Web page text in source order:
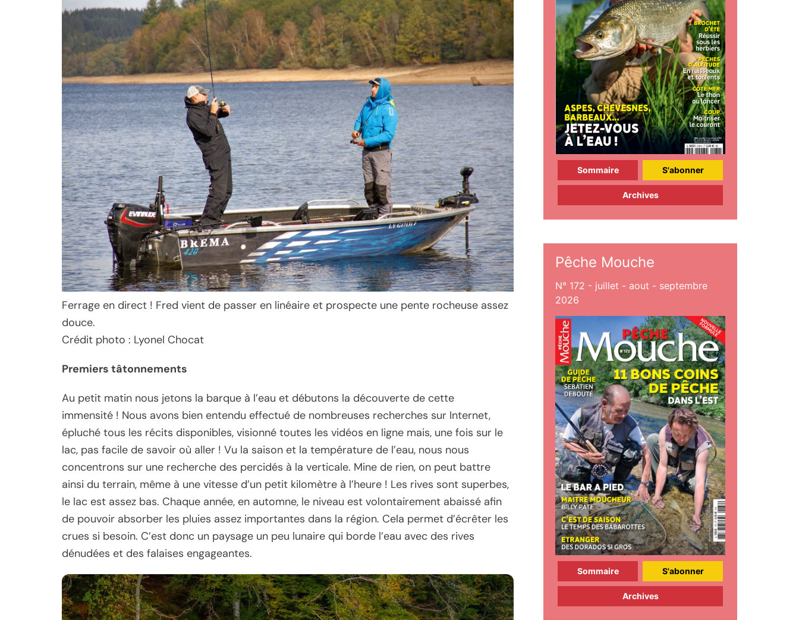
Ferrage en direct ! Fred vient de passer en linéaire et prospecte une pente rocheuse assez
douce.
Crédit photo : Lyonel Chocat
Premiers tâtonnements
Au petit matin nous jetons la barque à l’eau et débutons la découverte de cette
immensité ! Nous avons bien entendu effectué de nombreuses recherches sur Internet,
épluché tous les récits disponibles, visionné toutes les vidéos en ligne mais, une fois sur le
lac, pas facile de savoir où aller ! Vu la saison et la température de l’eau, nous nous
concentrons sur une recherche des percidés à la verticale. Mine de rien, on peut battre
ainsi du terrain, même à une vitesse d’un petit kilomètre à l’heure ! Les rives sont superbes,
le lac est assez bas. Chaque année, en automne, le niveau est volontairement abaissé afin
de pouvoir absorber les pluies assez importantes dans la région. Cela permet d’écrêter les
crues si besoin. C’est donc un paysage un peu lunaire qui borde l’eau avec des rives
dénudées et des falaises engageantes.
Sommaire S'abonner
Archives
Pêche Mouche
N° 172 - juillet - aout - septembre
2026
Sommaire S'abonner
Archives